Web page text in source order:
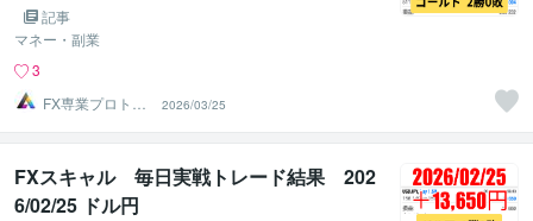
記事
マネー・副業
3
FX専業プロトレ
ーダーのAチーム
2026/03/25
FXスキャル 毎日実戦トレード結果 202
6/02/25 ドル円